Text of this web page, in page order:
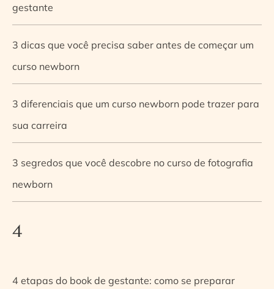
gestante
3 dicas que você precisa saber antes de começar um
curso newborn
3 diferenciais que um curso newborn pode trazer para
sua carreira
3 segredos que você descobre no curso de fotografia
newborn
4
4 etapas do book de gestante: como se preparar